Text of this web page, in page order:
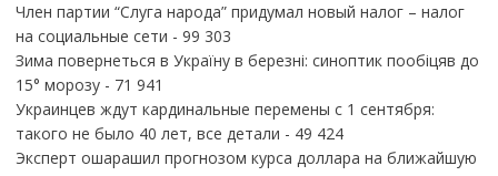
Член партии “Слуга народа” придумал новый налог – налог
на социальные сети - 99 303
Зима повернеться в Україну в березні: синоптик пообіцяв до
15° морозу- 71 941
Украинцев ждут кардинальные перемены с 1 сентября:
такого не было 40 лет, все детали - 49 424
Эксперт ошарашил прогнозом курса доллара на ближайшую